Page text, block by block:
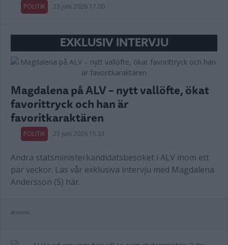
POLITIK 23 juni 2026 17.00
EXKLUSIV INTERVJU
Magdalena på ALV – nytt vallöfte, ökat
favorittryck och han är
favoritkaraktären
POLITIK 23 juni 2026 15.33
Andra statsministerkandidatsbesöket i ALV inom ett
par veckor. Läs vår exklusiva intervju med Magdalena
Andersson (S) här.
Annons: